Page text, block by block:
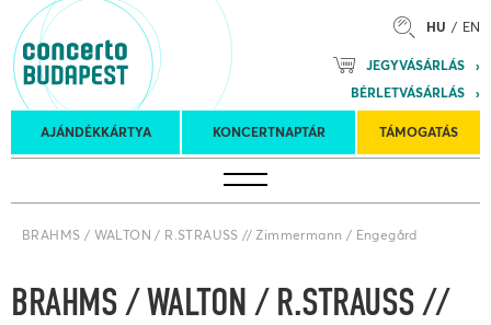
HU EN
JEGYVÁSÁRLÁS
BÉRLETVÁSÁRLÁS
AJÁNDÉKKÁRTYA KONCERTNAPTÁR TÁMOGATÁS
Koncertnaptár
turnék
Kulturális
Program
Felkéréses
koncertek
BRAHMS / WALTON / R.STRAUSS // Zimmermann / Engegård
BRAHMS / WALTON / R.STRAUSS //